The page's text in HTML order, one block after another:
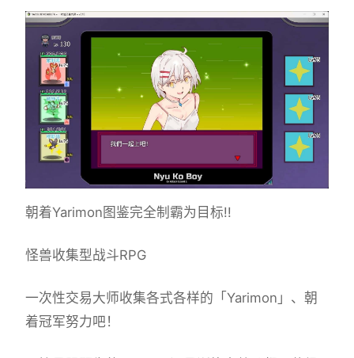
朝着Yarimon图鉴完全制霸为目标!!
怪兽收集型战斗RPG
一次性交易大师收集各式各样的「Yarimon」、朝
着冠军努力吧！